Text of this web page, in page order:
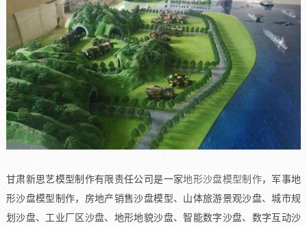
甘肃新思艺模型制作有限责任公司是一家地形沙盘模型制作，军事地
形沙盘模型制作，房地产销售沙盘模型、山体旅游景观沙盘、城市规
划沙盘、工业厂区沙盘、地形地貌沙盘、智能数字沙盘、数字互动沙